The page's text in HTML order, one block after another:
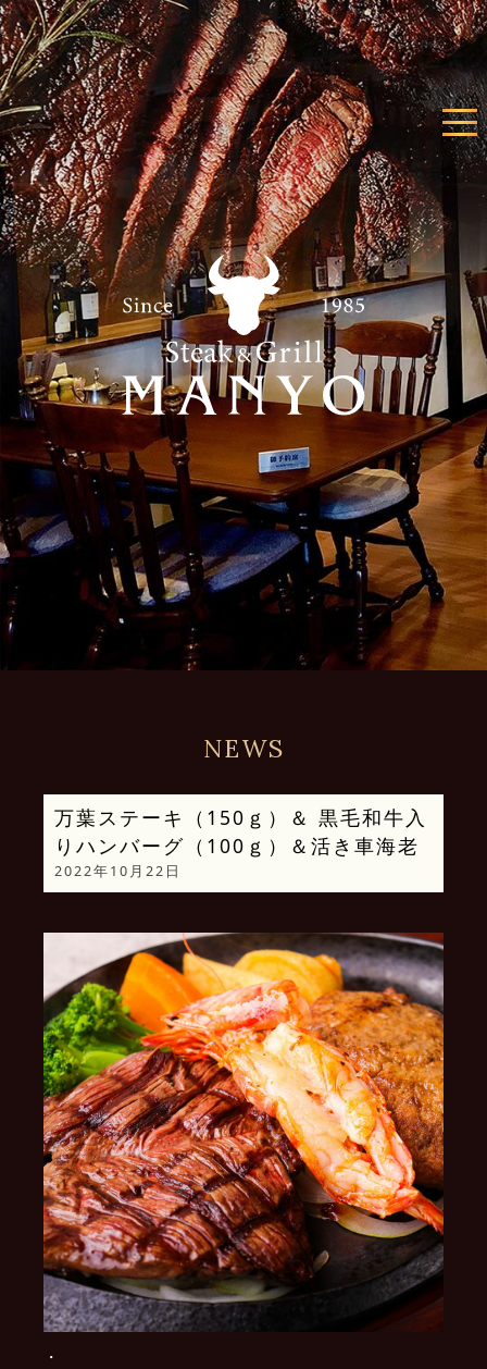
NEWS
万葉ステーキ（150ｇ）＆ 黒毛和牛入
りハンバーグ（100ｇ）＆活き車海老
2022年10月22日
・